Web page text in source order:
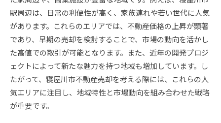
地域イベントを活用した販売促進
地元企業とのコラボレーション事例
地域密着型の販売戦略での成功事例
周辺施設の魅力を伝える方法
コミュニティーの雰囲気を売りにした事例
不動産売却を考える寝屋川市の住民が直面する一般
的な課題とその解決策
駅周辺は、日常の利便性が高く、家族連れや若い世代に人気
があります。これらのエリアでは、不動産価格の上昇が顕著
であり、早期の売却を検討することで、市場の動向を活かし
た高値での取引が可能となります。また、近年の開発プロジ
ェクトによって新たな魅力を持つ地域も増加しています。し
たがって、寝屋川市不動産売却を考える際には、これらの人
気エリアに注目し、地域特性と市場動向を組み合わせた戦略
が重要です。